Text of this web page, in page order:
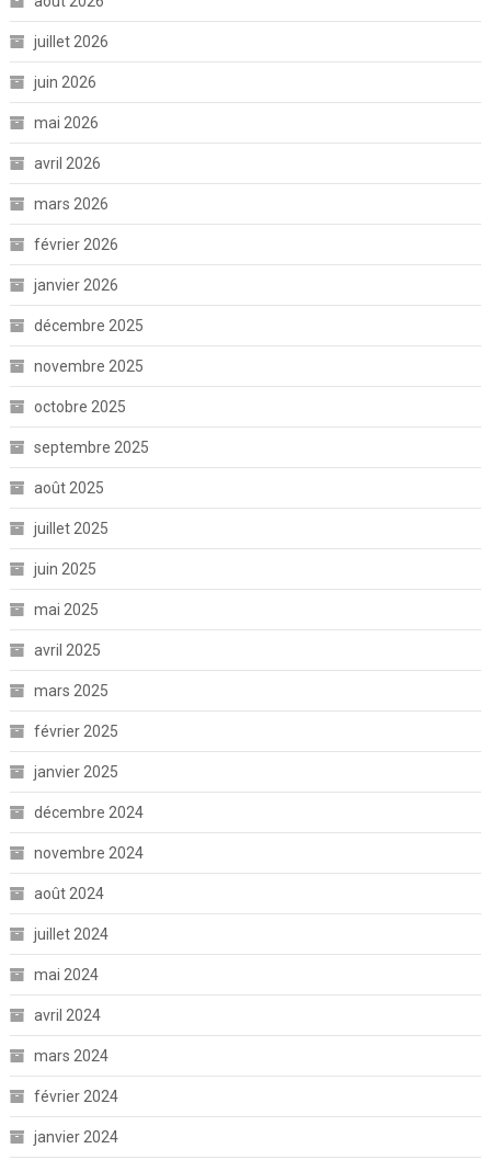
juillet 2026
juin 2026
mai 2026
avril 2026
mars 2026
février 2026
janvier 2026
décembre 2025
novembre 2025
octobre 2025
septembre 2025
août 2025
juillet 2025
juin 2025
mai 2025
avril 2025
mars 2025
février 2025
janvier 2025
décembre 2024
novembre 2024
août 2024
juillet 2024
mai 2024
avril 2024
mars 2024
février 2024
janvier 2024